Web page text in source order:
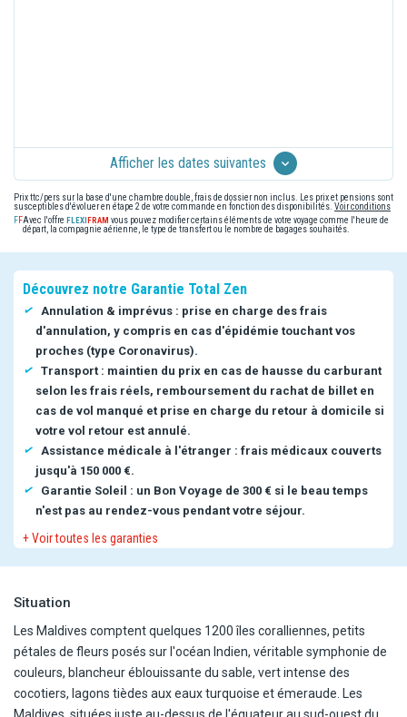
Afficher les dates suivantes
Prix ttc/pers sur la base d'une chambre double, frais de dossier non inclus. Les prix et pensions sont
susceptibles d'évoluer en étape 2 de votre commande en fonction des disponibilités. Voir conditions
Avec l'offre
vous pouvez modifier certains éléments de votre voyage comme l'heure de
départ, la compagnie aérienne, le type de transfert ou le nombre de bagages souhaités.
Découvrez notre Garantie Total Zen
Annulation & imprévus : prise en charge des frais
d'annulation, y compris en cas d'épidémie touchant vos
proches (type Coronavirus).
Transport : maintien du prix en cas de hausse du carburant
selon les frais réels, remboursement du rachat de billet en
cas de vol manqué et prise en charge du retour à domicile si
votre vol retour est annulé.
Assistance médicale à l'étranger : frais médicaux couverts
jusqu'à 150 000 €.
Garantie Soleil : un Bon Voyage de 300 € si le beau temps
n'est pas au rendez-vous pendant votre séjour.
+ Voir toutes les garanties
Situation
Les Maldives comptent quelques 1200 îles coralliennes, petits
pétales de fleurs posés sur l'océan Indien, véritable symphonie de
couleurs, blancheur éblouissante du sable, vert intense des
cocotiers, lagons tièdes aux eaux turquoise et émeraude. Les
Maldives, situées juste au-dessus de l'équateur au sud-ouest du